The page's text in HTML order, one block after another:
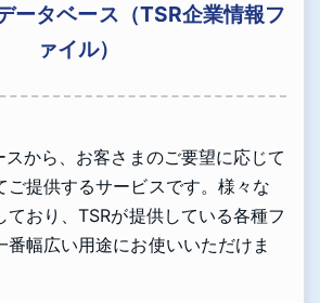
ータベース（TSR企業情報フ
ァイル）
スから、お客さまのご要望に応じて
ご提供するサービスです。様々な
ており、TSRが提供している各種フ
番幅広い用途にお使いいただけま